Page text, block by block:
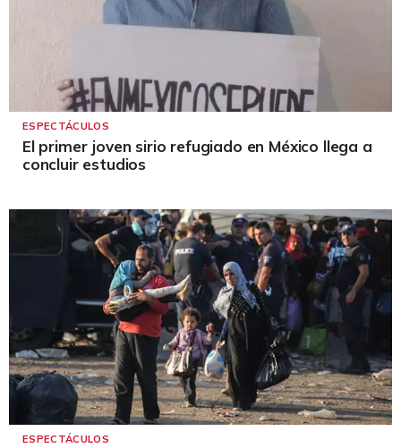
ESPECTÁCULOS
El primer joven sirio refugiado en México llega a
concluir estudios
ESPECTÁCULOS